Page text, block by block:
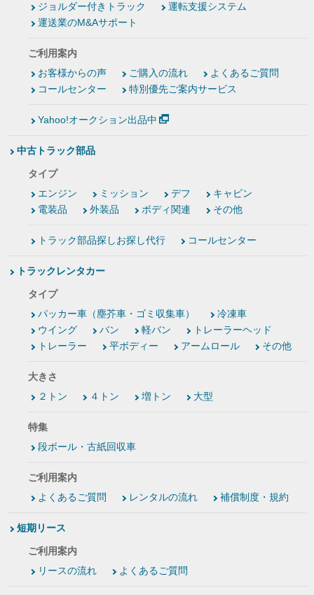
ジョルダー付きトラック
運転支援システム
運送業のM&Aサポート
ご利用案内
お客様からの声
ご購入の流れ
よくあるご質問
コールセンター
特別優先ご案内サービス
Yahoo!オークション出品中
中古トラック部品
タイプ
エンジン
ミッション デフ
キャビン
電装品
外装品 ボディ関連 その他
トラック部品探しお探し代行 コールセンター
トラックレンタカー
タイプ
パッカー車（塵芥車・ゴミ収集車）
冷凍車
ウイング
バン 軽バン
トレーラーヘッド
トレーラー
平ボディー アームロール その他
大きさ
２トン
４トン 増トン 大型
特集
段ボール・古紙回収車
ご利用案内
よくあるご質問
レンタルの流れ 補償制度・規約
短期リース
ご利用案内
リースの流れ
よくあるご質問